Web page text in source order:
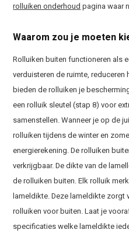
rolluiken onderhoud pagina waar
Waarom zou je moeten
Rolluiken buiten functioneren als
verduisteren de ruimte,
bieden de rolluiken je
een rolluik sleutel (stap 8) voor
samenstellen. Wanneer je op de
rolluiken tijdens de winter en
energierekening. De rolluiken
verkrijgbaar. De dikte van de
de rolluiken buiten. Elk rolluik
lameldikte. Deze lameldikte
rolluiken voor buiten. Laat je
specificaties welke lameldikte